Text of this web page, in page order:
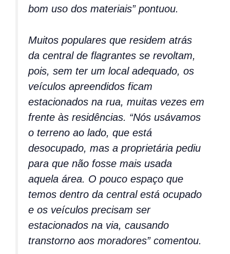
bom uso dos materiais” pontuou.
Muitos populares que residem atrás
da central de flagrantes se revoltam,
pois, sem ter um local adequado, os
veículos apreendidos ficam
estacionados na rua, muitas vezes em
frente às residências. “Nós usávamos
o terreno ao lado, que está
desocupado, mas a proprietária pediu
para que não fosse mais usada
aquela área. O pouco espaço que
temos dentro da central está ocupado
e os veículos precisam ser
estacionados na via, causando
transtorno aos moradores” comentou.